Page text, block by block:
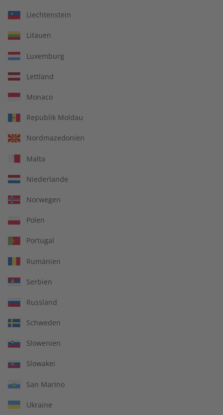
14 Ausgaben pro Jahr
Jederzeit monatlich kündbar
In jeder Ausgabe spannende Einblicke und aktuelle Berichte
Liechtenstein
Litauen
Luxemburg
Lettland
Monaco
Republik Moldau
Nordmazedonien
Malta
Niederlande
Norwegen
Polen
Portugal
Rumänien
Serbien
Russland
Schweden
Slowenien
Slowakei
San Marino
Ukraine